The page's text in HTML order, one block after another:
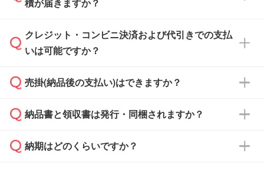
まま進む』ボタンからお進みのうえ、ご依頼く
積が届きますか？
通常、翌営業日までにお送りしております。混
雑状況によっては、お時間をいただくこともご
依頼いただいた場合は、翌営業日以降のご連絡
クレジット・コンビニ決済および代引きでの支払
いは可能ですか？
銀行振込のみのご対応となります。
売掛(納品後の支払い)はできますか？
基本的には先入金をお願いしておりますが、自
どの場合は、月末締め翌月末払いに対応可能で
納品書と領収書は発行・同梱されますか？
納品書・領収書は ご依頼をいただいた場合の
納期はどのくらいですか？